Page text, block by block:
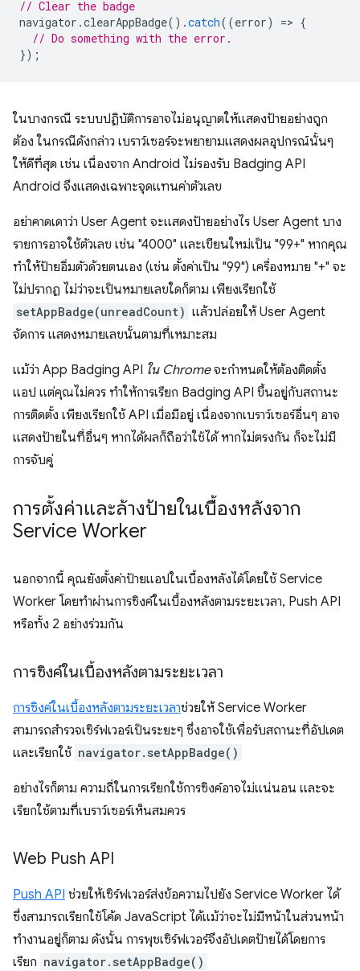
// Clear the badge
navigator .clearAppBadge().catch((error) => {
// Do something with the error.
});
ในบางกรณี ระบบปฏิบัติการอาจไม่อนุญาตให้แสดงป้ายอย่างถูก
ต้อง ในกรณีดังกล่าว เบราว์เซอร์จะพยายามแสดงผลอุปกรณ์นั้นๆ
ให้ดีที่สุด เช่น เนื่องจาก Android ไม่รองรับ Badging API
Android จึงแสดงเฉพาะจุดแทนค่าตัวเลข
อย่าคาดเดาว่า User Agent จะแสดงป้ายอย่างไร User Agent บาง
รายการอาจใช้ตัวเลข เช่น "4000" และเขียนใหม่เป็น "99+" หากคุณ
ทำให้ป้ายอิ่มตัวด้วยตนเอง (เช่น ตั้งค่าเป็น "99") เครื่องหมาย "+" จะ
ไม่ปรากฏ ไม่ว่าจะเป็นหมายเลขใดก็ตาม เพียงเรียกใช้
setAppBadge(unreadCount) แล้วปล่อยให้ User Agent
จัดการ แสดงหมายเลขนั้นตามที่เหมาะสม
แม้ว่า App Badging API ใน Chromeจะกำหนดให้ต้องติดตั้ง
แอป แต่คุณไม่ควร ทำให้การเรียก Badging API ขึ้นอยู่กับสถานะ
การติดตั้ง เพียงเรียกใช้ API เมื่อมีอยู่ เนื่องจากเบราว์เซอร์อื่นๆ อาจ
แสดงป้ายในที่อื่นๆ หากได้ผลก็ถือว่าใช้ได้ หากไม่ตรงกัน ก็จะไม่มี
การจับคู่
การตั้งค่าและล้างป้ายในเบื้องหลังจาก
Service Worker
นอกจากนี้ คุณยังตั้งค่าป้ายแอปในเบื้องหลังได้โดยใช้ Service
Worker โดยทำผ่านการซิงค์ในเบื้องหลังตามระยะเวลา, Push API
หรือทั้ง 2 อย่างร่วมกัน
การซิงค์ในเบื้องหลังตามระยะเวลา
การซิงค์ในเบื้องหลังตามระยะเวลาช่วยให้ Service Worker
สามารถสำรวจเซิร์ฟเวอร์เป็นระยะๆ ซึ่งอาจใช้เพื่อรับสถานะที่อัปเดต
และเรียกใช้ navigator.setAppBadge()
อย่างไรก็ตาม ความถี่ในการเรียกใช้การซิงค์อาจไม่แน่นอน และจะ
เรียกใช้ตามที่เบราว์เซอร์เห็นสมควร
Web Push API
Push API ช่วยให้เซิร์ฟเวอร์ส่งข้อความไปยัง Service Worker ได้
ซึ่งสามารถเรียกใช้โค้ด JavaScript ได้แม้ว่าจะไม่มีหน้าในส่วนหน้า
ทำงานอยู่ก็ตาม ดังนั้น การพุชเซิร์ฟเวอร์จึงอัปเดตป้ายได้โดยการ
เรียก navigator.setAppBadge()